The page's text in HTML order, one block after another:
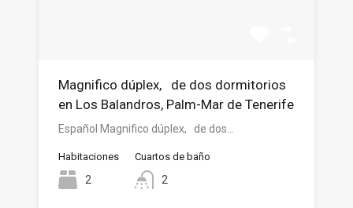
Magnifico dúplex, de dos dormitorios
en Los Balandros, Palm-Mar de Tenerife
Español Magnifico dúplex, de dos…
Habitaciones
2
Cuartos de baño
2